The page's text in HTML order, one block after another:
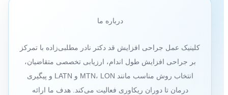
درباره ما
کلینیک عمل جراحی افزایش قد دکتر نادر مطلبی‌زاده با تمرکز
بر جراحی افزایش طول اندام، ارزیابی تخصصی متقاضیان،
انتخاب روش مناسب مانند MTN، LON و LATN و پیگیری
درمان تا دوران ریکاوری فعالیت می‌کند. هدف ما ارائه